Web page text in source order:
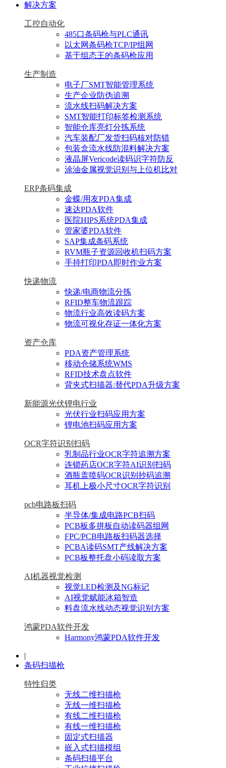
解决方案
工控自动化
485口条码枪与PLC通讯
以太网条码枪TCP/IP组网
基于组态王的条码枪应用
生产制造
电子厂SMT智能管理系统
生产企业防伪追溯
流水线扫码解决方案
SMT智能打印标签检测系统
智能仓库亮灯分拣系统
汽车装配厂发货扫码核对防错
包装盒流水线防混料解决方案
液晶屏Vericode读码识字符防反
涂油金属视觉识别与上位机比对
ERP条码集成
金蝶/用友PDA集成
速达PDA软件
医院HIPS系统PDA集成
管家婆PDA软件
SAP集成条码系统
RVM瓶子资源回收机扫码方案
手持打印PDA即时作业方案
快递物流
快递/电商物流分拣
RFID整车物流跟踪
物流行业高效读码方案
物流可视化存证一体化方案
资产仓库
PDA资产管理系统
移动仓储系统WMS
RFID技术盘点软件
背夹式扫描器:替代PDA升级方案
新能源光伏锂电行业
光伏行业扫码应用方案
锂电池扫码应用方案
OCR字符识别扫码
乳制品行业OCR字符追溯方案
连锁药店OCR字符AI识别扫码
酒瓶盖喷码OCR识别抄码追溯
耳机上极小尺寸OCR字符识别
pcb电路板扫码
半导体/集成电路PCB扫码
PCB板多拼板自动读码器组网
FPC/PCB电路板扫码器选择
PCBA读码SMT产线解决方案
PCB板整托盘小码读取方案
AI机器视觉检测
视觉LED检测及NG标记
AI视觉赋能冰箱智造
料盘流水线动态视觉识别方案
鸿蒙PDA软件开发
Harmony鸿蒙PDA软件开发
|
条码扫描枪
特性归类
无线二维扫描枪
无线一维扫描枪
有线二维扫描枪
有线一维扫描枪
固定式扫描器
嵌入式扫描模组
条码扫描平台